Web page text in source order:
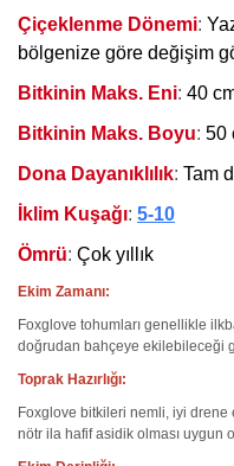
Çiçeklenme Dönemi:
bölgenize göre değişim
Bitkinin Maks. Eni: 40
Bitkinin Maks. Boyu: 50
Dona Dayanıklılık: Tam
İklim Kuşağı: 5-10
Ömrü: Çok yıllık
Ekim Zamanı:
Foxglove tohumları genellikle
doğrudan bahçeye ekilebileceği
Toprak Hazırlığı:
Foxglove bitkileri nemli, iyi drene
nötr ila hafif asidik olması uygun